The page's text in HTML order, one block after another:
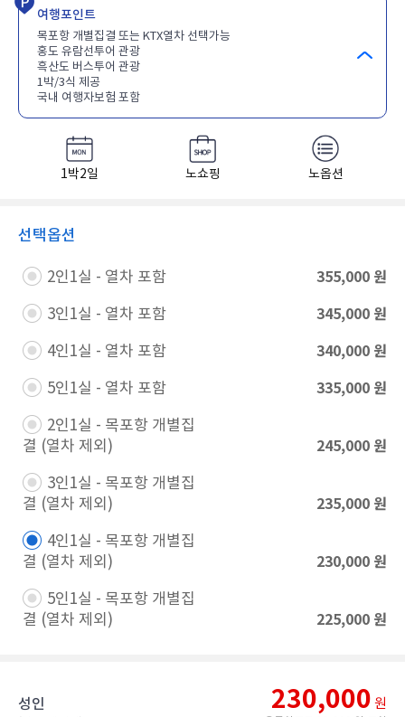
여행포인트
목포항 개별집결 또는 KTX열차 선택가능
홍도 유람선투어 관광
흑산도 버스투어 관광
1박/3식 제공
국내 여행자보험 포함
1박2일 노쇼핑 노옵션
선택옵션
2인1실 - 열차 포함​ 355,000 원
3인1실 - 열차 포함​ 345,000 원
4인1실 - 열차 포함​ 340,000 원
5인1실 - 열차 포함​ 335,000 원
2인1실 - 목포항 개별집
결 (열차 제외)​
245,000 원
3인1실 - 목포항 개별집
결 (열차 제외)​
235,000 원
4인1실 - 목포항 개별집
결 (열차 제외)​
230,000 원
5인1실 - 목포항 개별집
결 (열차 제외)​
225,000 원
성인 230,000 원